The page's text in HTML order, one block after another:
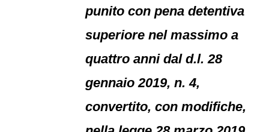
punito con pena detentiva
superiore nel massimo a
quattro anni dal d.l. 28
gennaio 2019, n. 4,
convertito, con modifiche,